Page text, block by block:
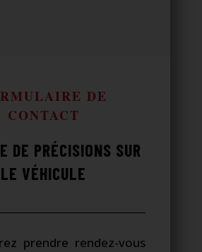
DE
CONTACT
DE PRÉCISIONS SUR
LE VÉHICULE
prendre rendez-vous